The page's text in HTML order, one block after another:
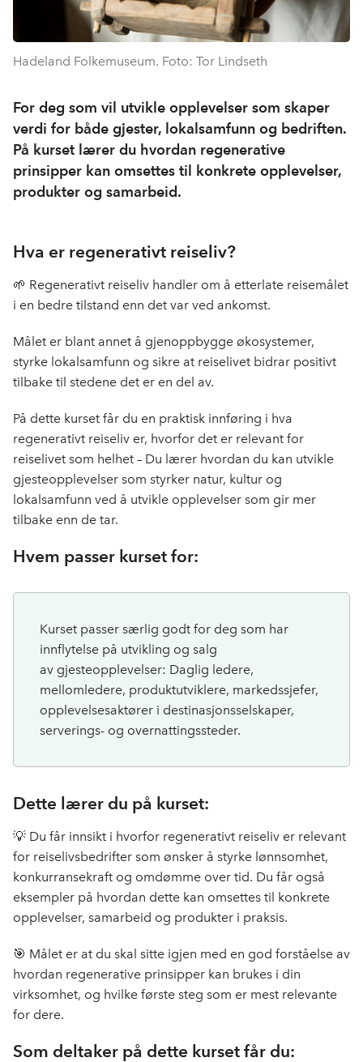
Hadeland Folkemuseum. Foto: Tor Lindseth
For deg som vil utvikle opplevelser som skaper
verdi for både gjester, lokalsamfunn og bedriften.
På kurset lærer du hvordan regenerative
prinsipper kan omsettes til konkrete opplevelser,
produkter og samarbeid.
Hva er regenerativt reiseliv?
🌱 Regenerativt reiseliv handler om å etterlate reisemålet
i en bedre tilstand enn det var ved ankomst.
Målet er blant annet å gjenoppbygge økosystemer,
styrke lokalsamfunn og sikre at reiselivet bidrar positivt
tilbake til stedene det er en del av.
På dette kurset får du en praktisk innføring i hva
regenerativt reiseliv er, hvorfor det er relevant for
reiselivet som helhet – Du lærer hvordan du kan utvikle
gjesteopplevelser som styrker natur, kultur og
lokalsamfunn ved å utvikle opplevelser som gir mer
tilbake enn de tar.
Hvem passer kurset for:
Kurset passer særlig godt for deg som har
innflytelse på utvikl ing og salg
av gjesteopplevelser: Daglig ledere,
mellomledere, produktutviklere, markedssjefer,
opplevelsesaktører i destinasjonsselskaper,
serverings- og overnattingssteder.
Dette lærer du på kurset:
💡 Du får innsikt i hvorfor regenerativt reiseliv er relevant
for reiselivsbedrifter som ønsker å styrke lønnsomhet,
konkurransekraft og omdømme over tid. Du får også
eksempler på hvordan dette kan omsettes til konkrete
opplevelser, samarbeid og produkter i praksis.
🎯 Målet er at du skal sitte igjen med en god forståelse av
hvordan regenerative prinsipper kan brukes i din
virksomhet, og hvilke første steg som er mest relevante
for dere.
Som deltaker på dette kurset får du: